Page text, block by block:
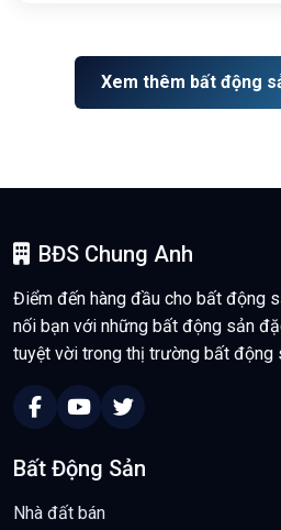
Xem thêm bất động
BĐS Chung Anh
Điểm đến hàng đầu cho bất động
nối bạn với những bất động sản
tuyệt vời trong thị trường bất động
Bất Động Sản
Nhà đất bán